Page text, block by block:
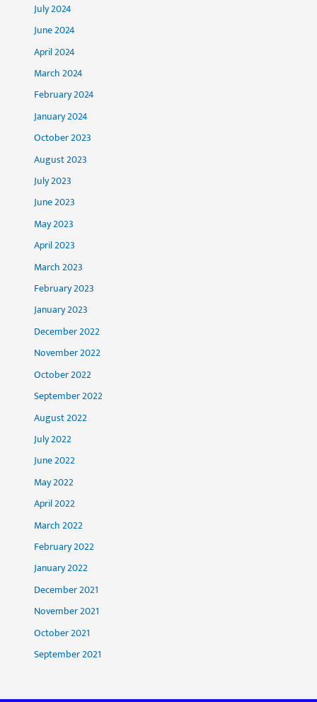
July 2024
June 2024
April 2024
March 2024
February 2024
January 2024
October 2023
August 2023
July 2023
June 2023
May 2023
April 2023
March 2023
February 2023
January 2023
December 2022
November 2022
October 2022
September 2022
August 2022
July 2022
June 2022
May 2022
April 2022
March 2022
February 2022
January 2022
December 2021
November 2021
October 2021
September 2021